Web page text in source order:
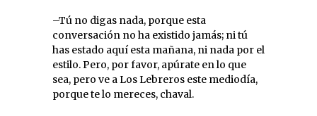
–Tú no digas nada, porque esta
conversación no ha existido jamás; ni tú
has estado aquí esta mañana, ni nada por el
estilo. Pero, por favor, apúrate en lo que
sea, pero ve a Los Lebreros este mediodía,
porque te lo mereces, chaval.